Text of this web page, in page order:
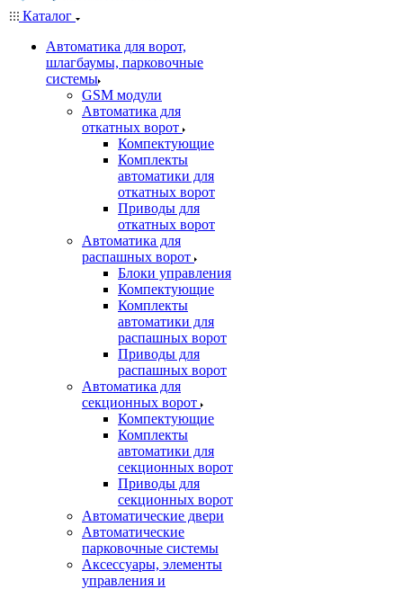
Каталог
Автоматика для ворот,
шлагбаумы, парковочные
системы
GSM модули
Автоматика для
откатных ворот
Компектующие
Комплекты
автоматики для
откатных ворот
Приводы для
откатных ворот
Автоматика для
распашных ворот
Блоки управления
Компектующие
Комплекты
автоматики для
распашных ворот
Приводы для
распашных ворот
Автоматика для
секционных ворот
Компектующие
Комплекты
автоматики для
секционных ворот
Приводы для
секционных ворот
Автоматические двери
Автоматические
парковочные системы
Аксессуары, элементы
управления и